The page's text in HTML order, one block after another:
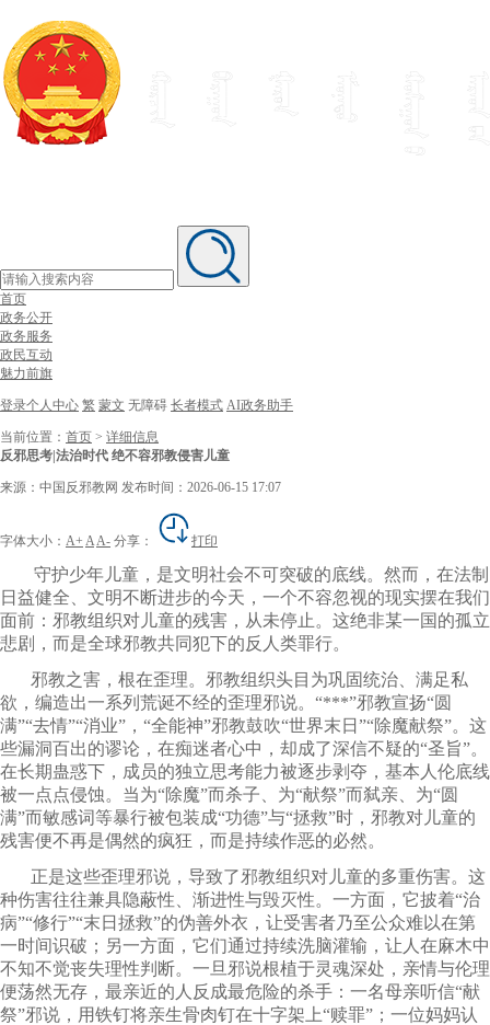
首页
政务公开
政务服务
政民互动
魅力前旗
登录个人中心 繁 蒙文 无障碍 长者模式 AI政务助手
当前位置： 首页 > 详细信息
反邪思考|法治时代 绝不容邪教侵害儿童
来源：中国反邪教网 发布时间：2026-06-15 17:07
字体大小： A+ AA- 分享： 打印
守护少年儿童，是文明社会不可突破的底线。然而，在法制
日益健全、文明不断进步的今天，一个不容忽视的现实摆在我们
面前：邪教组织对儿童的残害，从未停止。这绝非某一国的孤立
悲剧，而是全球邪教共同犯下的反人类罪行。
邪教之害，根在歪理。邪教组织头目为巩固统治、满足私
欲，编造出一系列荒诞不经的歪理邪说。“***”邪教宣扬“圆
满”“去情”“消业”，“全能神”邪教鼓吹“世界末日”“除魔献祭”。这
些漏洞百出的谬论，在痴迷者心中，却成了深信不疑的“圣旨”。
在长期蛊惑下，成员的独立思考能力被逐步剥夺，基本人伦底线
被一点点侵蚀。当为“除魔”而杀子、为“献祭”而弑亲、为“圆
满”而敏感词等暴行被包装成“功德”与“拯救”时，邪教对儿童的
残害便不再是偶然的疯狂，而是持续作恶的必然。
正是这些歪理邪说，导致了邪教组织对儿童的多重伤害。这
种伤害往往兼具隐蔽性、渐进性与毁灭性。一方面，它披着“治
病”“修行”“末日拯救”的伪善外衣，让受害者乃至公众难以在第
一时间识破；另一方面，它们通过持续洗脑灌输，让人在麻木中
不知不觉丧失理性判断。一旦邪说根植于灵魂深处，亲情与伦理
便荡然无存，最亲近的人反成最危险的杀手：一名母亲听信“献
祭”邪说，用铁钉将亲生骨肉钉在十字架上“赎罪”；一位妈妈认